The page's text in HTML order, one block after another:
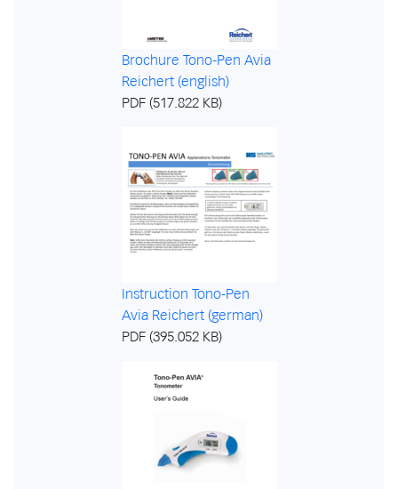
Brochure Tono-Pen Avia
Reichert (english)
PDF (517.822 KB)
Instruction Tono-Pen
Avia Reichert (german)
PDF (395.052 KB)